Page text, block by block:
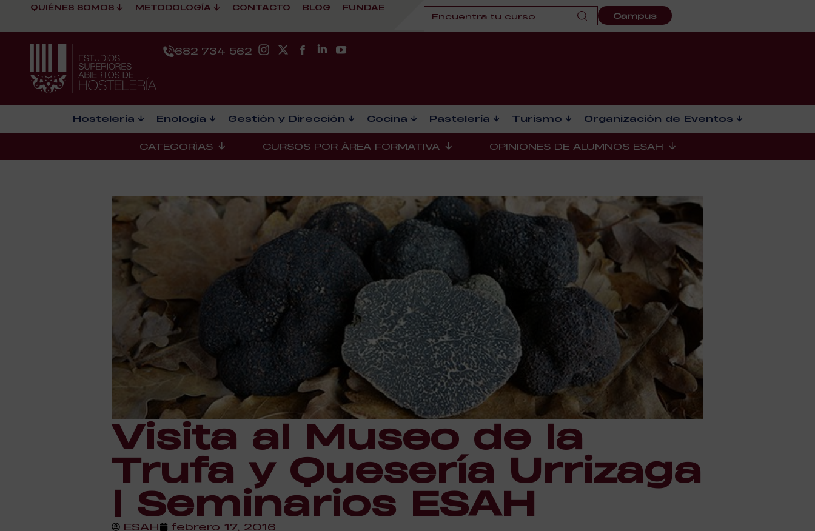
QUIÉNES SOMOS METODOLOGÍA CONTACTO BLOG FUNDAE
Campus
682 734 562
Hostelería Enología Gestión y Dirección Cocina Pastelería Turismo Organización de Eventos
CATEGORÍAS CURSOS POR ÁREA FORMATIVA OPINIONES DE ALUMNOS ESAH
Visita al Museo de la
Trufa y Quesería Urrizaga
| Seminarios ESAH
ESAH febrero 17, 2016